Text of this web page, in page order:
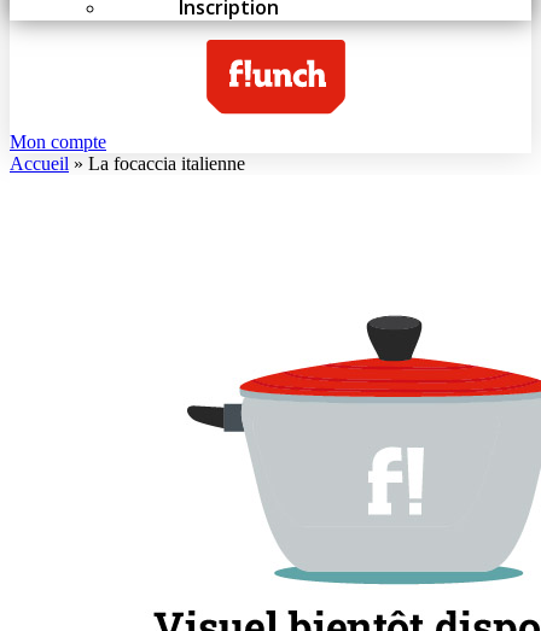
Inscription
Mon compte
Accueil » La focaccia italienne